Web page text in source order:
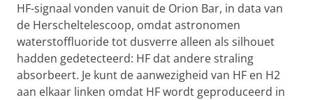
HF-signaal vonden vanuit de Orion Bar, in data van
de Herscheltelescoop, omdat astronomen
waterstoffluoride tot dusverre alleen als silhouet
hadden gedetecteerd: HF dat andere straling
absorbeert. Je kunt de aanwezigheid van HF en H2
aan elkaar linken omdat HF wordt geproduceerd in